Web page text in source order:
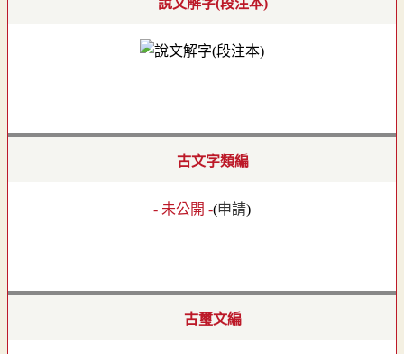
說文解字(段注本)
古文字類編
- 未公開 -(申請)
古璽文編